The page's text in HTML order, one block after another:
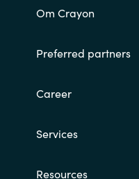
Om Crayon
Preferred partners
Career
Services
Resources